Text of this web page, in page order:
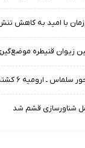
با امید به کاهش
زیوان قنیطره
۶ کشته و ۵ زخمی داشت
شناورسازی قشم شد